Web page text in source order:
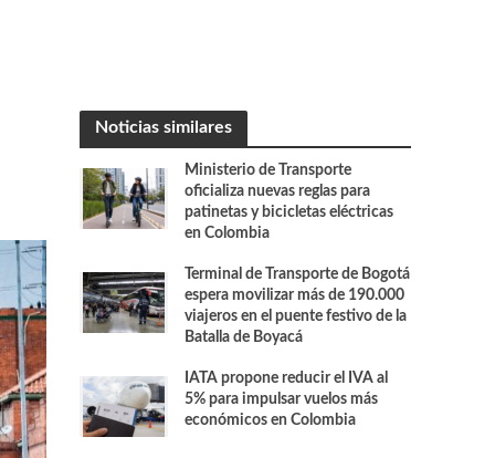
Noticias similares
Ministerio de Transporte
oficializa nuevas reglas para
patinetas y bicicletas eléctricas
en Colombia
Terminal de Transporte de Bogotá
espera movilizar más de 190.000
viajeros en el puente festivo de la
Batalla de Boyacá
IATA propone reducir el IVA al
5% para impulsar vuelos más
económicos en Colombia